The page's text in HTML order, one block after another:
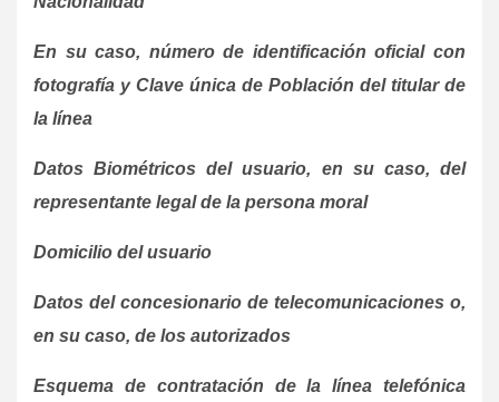
En su caso, número de identificación oficial con
fotografía y Clave única de Población del titular de
la línea
Datos Biométricos del usuario, en su caso, del
representante legal de la persona moral
Domicilio del usuario
Datos del concesionario de telecomunicaciones o,
en su caso, de los autorizados
Esquema de contratación de la línea telefónica